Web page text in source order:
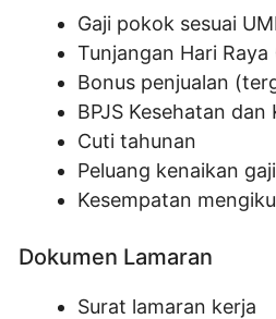
Gaji pokok sesuai
Tunjangan Hari Raya
Bonus penjualan
BPJS Kesehatan
Cuti tahunan
Peluang kenaikan
Kesempatan
Dokumen Lamaran
Surat lamaran kerja